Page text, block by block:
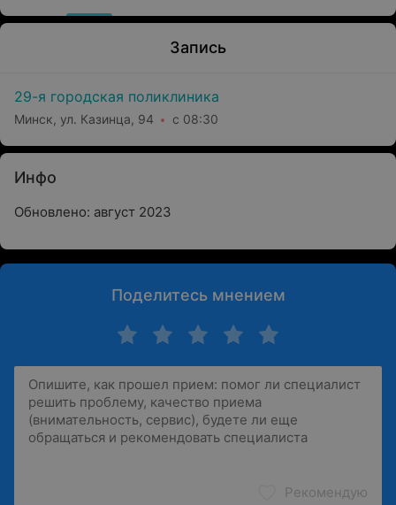
Запись
29-я городская поликлиника
Минск, ул. Казинца, 94 с 08:30
Инфо
Обновлено: август 2023
Поделитесь мнением
Рекомендую